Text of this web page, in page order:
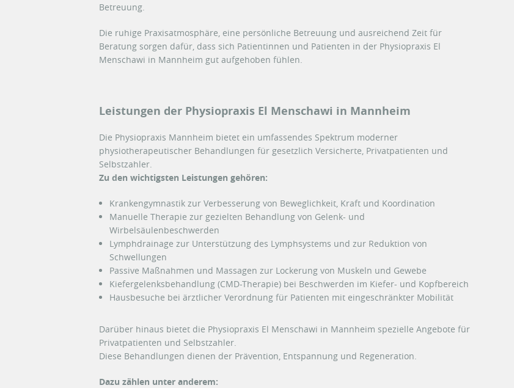
Betreuung.
Die ruhige Praxisatmosphäre, eine persönliche Betreuung und ausreichend Zeit für
Beratung sorgen dafür, dass sich Patientinnen und Patienten in der Physiopraxis El
Menschawi in Mannheim gut aufgehoben fühlen.
Leistungen der Physiopraxis El Menschawi in Mannheim
Die Physiopraxis Mannheim bietet ein umfassendes Spektrum moderner
physiotherapeutischer Behandlungen für gesetzlich Versicherte, Privatpatienten und
Selbstzahler.
Zu den wichtigsten Leistungen gehören:
Krankengymnastik zur Verbesserung von Beweglichkeit, Kraft und Koordination
Manuelle Therapie zur gezielten Behandlung von Gelenk- und
Wirbelsäulenbeschwerden
Lymphdrainage zur Unterstützung des Lymphsystems und zur Reduktion von
Schwellungen
Passive Maßnahmen und Massagen zur Lockerung von Muskeln und Gewebe
Kiefergelenksbehandlung (CMD-Therapie) bei Beschwerden im Kiefer- und Kopfbereich
Hausbesuche bei ärztlicher Verordnung für Patienten mit eingeschränkter Mobilität
Darüber hinaus bietet die Physiopraxis El Menschawi in Mannheim spezielle Angebote für
Privatpatienten und Selbstzahler.
Diese Behandlungen dienen der Prävention, Entspannung und Regeneration.
Dazu zählen unter anderem: